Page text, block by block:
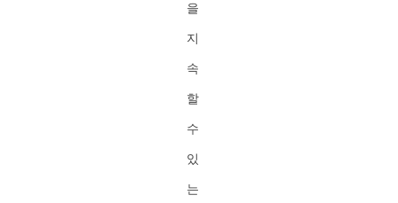
을
지
속
할
수
있
는